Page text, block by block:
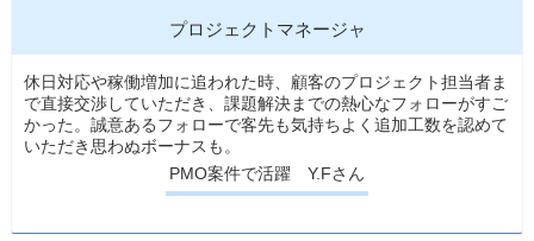
プロジェクトマネージャ
休日対応や稼働増加に追われた時、顧客のプロジェクト担当者ま
で直接交渉していただき、課題解決までの熱心なフォローがすご
かった。誠意あるフォローで客先も気持ちよく追加工数を認めて
いただき思わぬボーナスも。
PMO案件で活躍 Y.Fさん